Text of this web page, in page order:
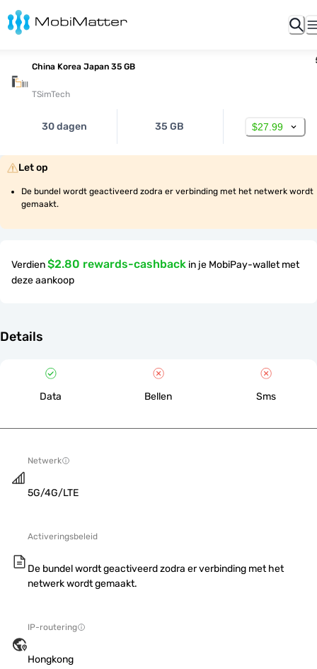
China Korea Japan 35 GB
TSimTech
30 dagen 35 GB $27.99
Let op
De bundel wordt geactiveerd zodra er verbinding met het netwerk wordt
gemaakt.
Verdien$2.80 rewards-cashback in je MobiPay-wallet met
deze aankoop
Details
Data Bellen Sms
Netwerk
5G/4G/LTE
Activeringsbeleid
De bundel wordt geactiveerd zodra er verbinding met het
netwerk wordt gemaakt.
IP-routering
Hongkong